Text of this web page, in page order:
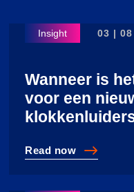
03 |
Wanneer is
voor een
Read now